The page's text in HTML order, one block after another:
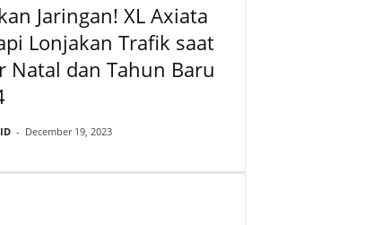
Jaringan! XL Axiata
Lonjakan Trafik saat
Natal dan Tahun Baru
- December 19, 2023